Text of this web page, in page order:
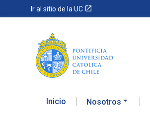
Ir al sitio de la UC launch
Inicio Nosotros